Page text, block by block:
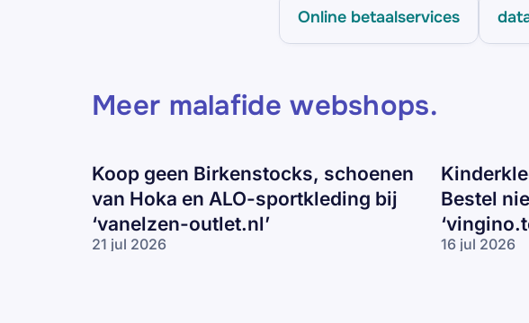
Online betaalservices
Meer malafide webshops.
Koop geen Birkenstocks, schoenen
van Hoka en ALO-sportkleding bij
‘vanelzen-outlet.nl’
21 jul 2026
Bestel
16 jul 2026